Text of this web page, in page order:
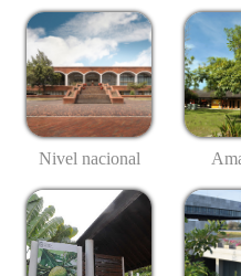
Nivel nacional